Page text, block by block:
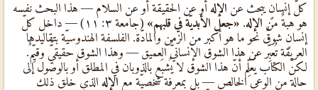
كلّ إنسانٍ يبحث عن الإله أو عن الحقيقة أو عن السلام — هذا البحث نفسه
هو هبةٌ من الإله. «جعل الأبديّة في قلبهم»
(جامعة ٣: ١١) — داخل كلّ
إنسانٍ شوقٌ نحو ما هو أكبر من الزمن والمادّة. الفلسفة الهندوسيّة بتقاليدها
العريقة تُعبِّر عن هذا الشوق الإنسانيٌّ العميق — وهذا الشوق حقيقيٌّ وقيِّمٌ.
لكنّ الكتاب يُعلِّم أنّ هذا الشوق لا يُشبَع بالذوبان في المطلق أو بالوصول إلى
حالةٍ من الوعي الخالص — بل بمعرفةٍ شخصيّةٍ مع الإله الذي خلق ذلك